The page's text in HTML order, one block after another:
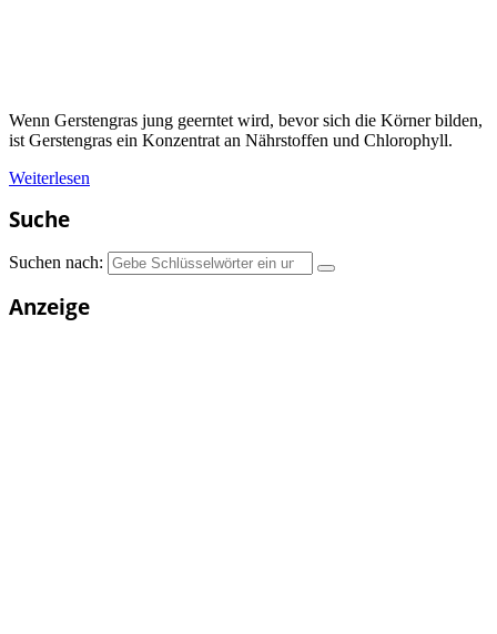
Wenn Gerstengras jung geerntet wird, bevor sich die Körner bilden,
ist Gerstengras ein Konzentrat an Nährstoffen und Chlorophyll.
Weiterlesen
Suche
Suchen nach:
Anzeige